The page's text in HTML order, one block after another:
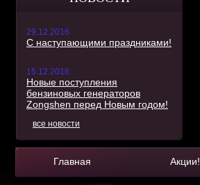
29.12.2016
С наступающими праздниками!
15.12.2016
Новые поступления
бензиновых генераторов
Zongshen перед Новым годом!
все новости
Главная Акции!